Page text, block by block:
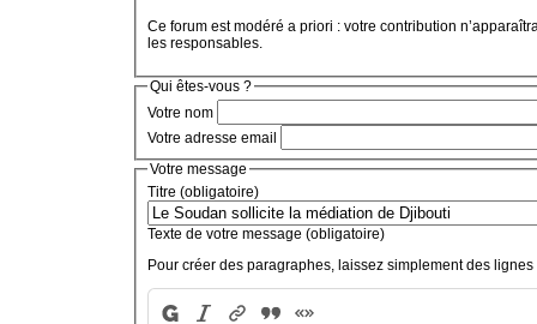
Ce forum est modéré a priori : votre contribution
les responsables.
Qui êtes-vous ?
Votre nom
Votre adresse email
Votre message
Titre (obligatoire)
Texte de votre message (obligatoire)
Pour créer des paragraphes, laissez simplement des lignes